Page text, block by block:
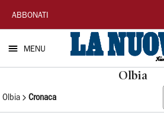
La
Nuova
Sardegna
ABBONATI
MENU
Olbia
Olbia Cronaca